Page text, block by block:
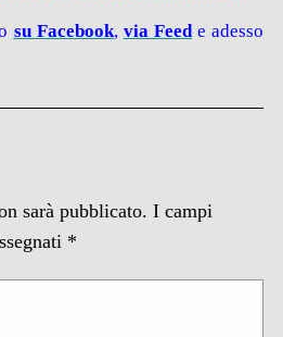
su Facebook, via Feed e adesso
sarà pubblicato. I campi
*